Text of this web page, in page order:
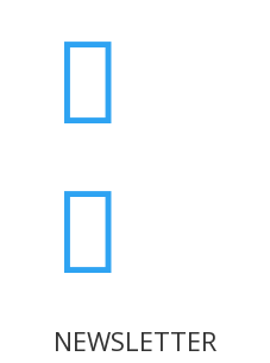


NEWSLETTER